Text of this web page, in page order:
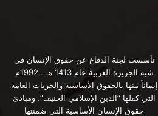
تأسست لجنة الدفاع عن حقوق الإنسان في
شبه الجزيرة العربية عام 1413 هـ ـ 1992م
إيماناً منها بالحقوق الأساسية والحريات العامة
التي كفلها “الدين الإسلامي الحنيف”، ومبادئ
حقوق الإنسان الأساسية التي ضمنتها